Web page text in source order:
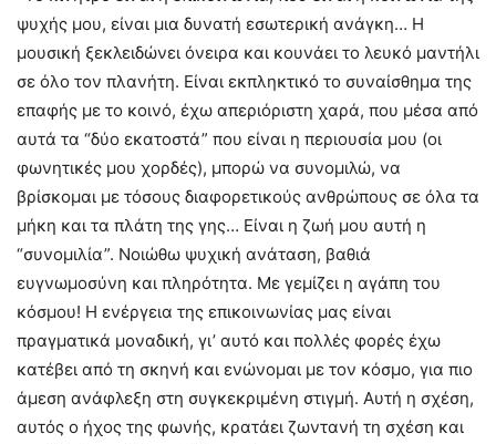
ψυχής μου, είναι μια δυνατή εσωτερική ανάγκη… Η
μουσική ξεκλειδώνει όνειρα και κουνάει το λευκό μαντήλι
σε όλο τον πλανήτη. Είναι εκπληκτικό το συναίσθημα της
επαφής με το κοινό, έχω απεριόριστη χαρά, που μέσα από
αυτά τα “δύο εκατοστά” που είναι η περιουσία μου (οι
φωνητικές μου χορδές), μπορώ να συνομιλώ, να
βρίσκομαι με τόσους διαφορετικούς ανθρώπους σε όλα τα
μήκη και τα πλάτη της γης… Είναι η ζωή μου αυτή η
“συνομιλία”. Νοιώθω ψυχική ανάταση, βαθιά
ευγνωμοσύνη και πληρότητα. Με γεμίζει η αγάπη του
κόσμου! Η ενέργεια της επικοινωνίας μας είναι
πραγματικά μοναδική, γι’ αυτό και πολλές φορές έχω
κατέβει από τη σκηνή και ενώνομαι με τον κόσμο, για πιο
άμεση ανάφλεξη στη συγκεκριμένη στιγμή. Αυτή η σχέση,
αυτός ο ήχος της φωνής, κρατάει ζωντανή τη σχέση και